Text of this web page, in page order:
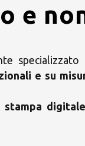
e
specializzato
e su
stampa digitale